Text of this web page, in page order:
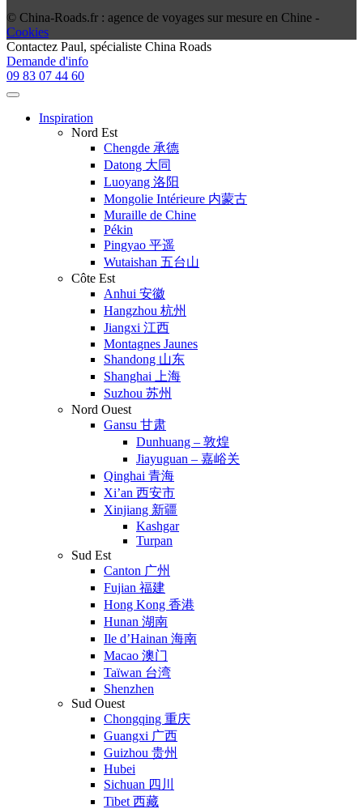
© China-Roads.fr : agence de voyages sur mesure en Chine -
Cookies
Contactez Paul, spécialiste China Roads
Demande d'info
09 83 07 44 60
Inspiration
Nord Est
Chengde 承德
Datong 大同
Luoyang 洛阳
Mongolie Intérieure 内蒙古
Muraille de Chine
Pékin
Pingyao 平遥
Wutaishan 五台山
Côte Est
Anhui 安徽
Hangzhou 杭州
Jiangxi 江西
Montagnes Jaunes
Shandong 山东
Shanghai 上海
Suzhou 苏州
Nord Ouest
Gansu 甘肃
Dunhuang – 敦煌
Jiayuguan – 嘉峪关
Qinghai 青海
Xi’an 西安市
Xinjiang 新疆
Kashgar
Turpan
Sud Est
Canton 广州
Fujian 福建
Hong Kong 香港
Hunan 湖南
Ile d’Hainan 海南
Macao 澳门
Taïwan 台湾
Shenzhen
Sud Ouest
Chongqing 重庆
Guangxi 广西
Guizhou 贵州
Hubei
Sichuan 四川
Tibet 西藏